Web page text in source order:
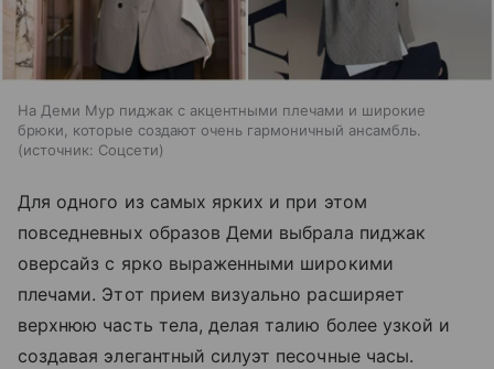
На Деми Мур пиджак с акцентными плечами и широкие
брюки, которые создают очень гармоничный ансамбль.
источник: Соцсети
Для одного из самых ярких и при этом
повседневных образов Деми выбрала пиджак
оверсайз с ярко выраженными широкими
плечами. Этот прием визуально расширяет
верхнюю часть тела, делая талию более узкой и
создавая элегантный силуэт песочные часы.